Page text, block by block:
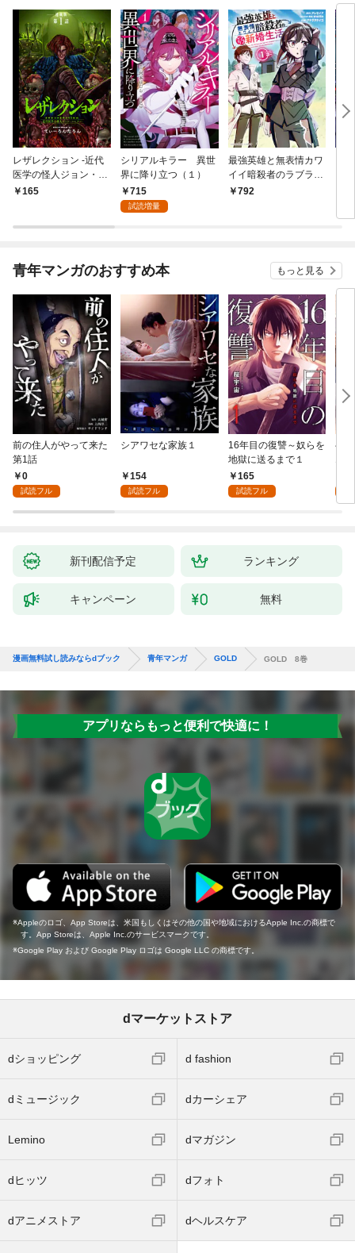
レザレクション -近代
医学の怪人ジョン・ハ
ンター- 連載版 第1話
165
シリアルキラー 異世
界に降り立つ（１）
715
試読増量
最強英雄と無表情カワ
イイ暗殺者のラブラブ
新婚生活 １巻
792
青年マンガのおすすめ本 もっと見る
前の住人がやって来た
第1話
0
試読フル
シアワセな家族１
154
試読フル
16年目の復讐～奴らを
地獄に送るまで１
165
試読フル
ベ
新刊配信予定 ランキング
キャンペーン 無料
漫画無料試し読みならdブック 青年マンガ GOLD GOLD 8巻
アプリならもっと便利で快適に！
Appleのロゴ、App Storeは、米国もしくはその他の国や地域におけるApple Inc.の商標で
す。App Storeは、Apple Inc.のサービスマークです。
Google Play および Google Play ロゴは Google LLC の商標です。
dマーケットストア
dショッピング d fashion
dミュージック dカーシェア
Lemino dマガジン
dヒッツ dフォト
dアニメストア dヘルスケア